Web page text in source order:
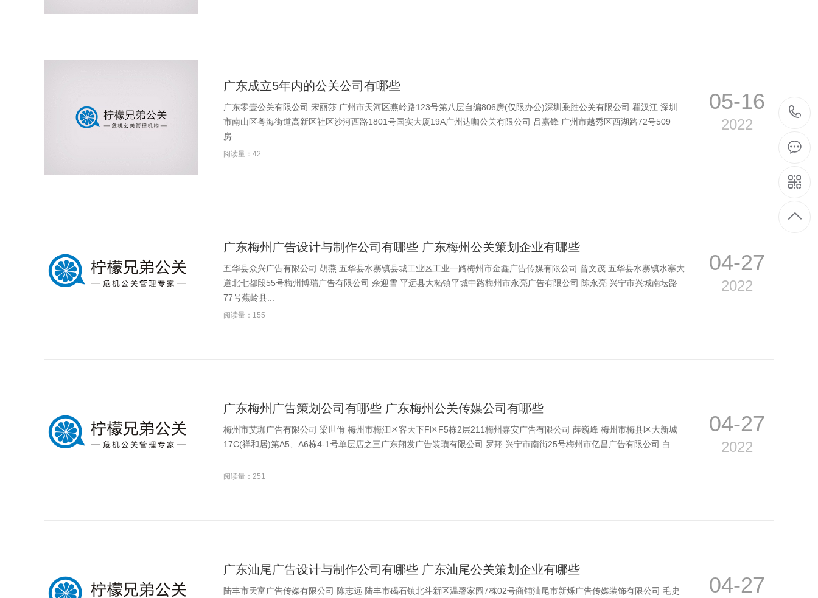
广东成立5年内的公关公司有哪些
广东零壹公关有限公司 宋丽莎 广州市天河区燕岭路123号第八层自编806房(仅限办公)深圳乘胜公关有限公司 翟汉江 深圳
市南山区粤海街道高新区社区沙河西路1801号国实大厦19A广州达咖公关有限公司 吕嘉锋 广州市越秀区西湖路72号509
房...
阅读量：42
05-16
2022
广东梅州广告设计与制作公司有哪些 广东梅州公关策划企业有哪些
五华县众兴广告有限公司 胡燕 五华县水寨镇县城工业区工业一路梅州市金鑫广告传媒有限公司 曾文茂 五华县水寨镇水寨大
道北七都段55号梅州博瑞广告有限公司 余迎雪 平远县大柘镇平城中路梅州市永亮广告有限公司 陈永亮 兴宁市兴城南坛路
77号蕉岭县...
阅读量：155
04-27
2022
广东梅州广告策划公司有哪些 广东梅州公关传媒公司有哪些
梅州市艾珈广告有限公司 梁世佾 梅州市梅江区客天下F区F5栋2层211梅州嘉安广告有限公司 薛巍峰 梅州市梅县区大新城
17C(祥和居)第A5、A6栋4-1号单层店之三广东翔发广告装璜有限公司 罗翔 兴宁市南街25号梅州市亿昌广告有限公司 白...
阅读量：251
04-27
2022
广东汕尾广告设计与制作公司有哪些 广东汕尾公关策划企业有哪些
陆丰市天富广告传媒有限公司 陈志远 陆丰市碣石镇北斗新区温馨家园7栋02号商铺汕尾市新烁广告传媒装饰有限公司 毛史
04-27